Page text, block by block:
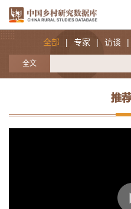
全部 | 专家 | 访谈 |
推